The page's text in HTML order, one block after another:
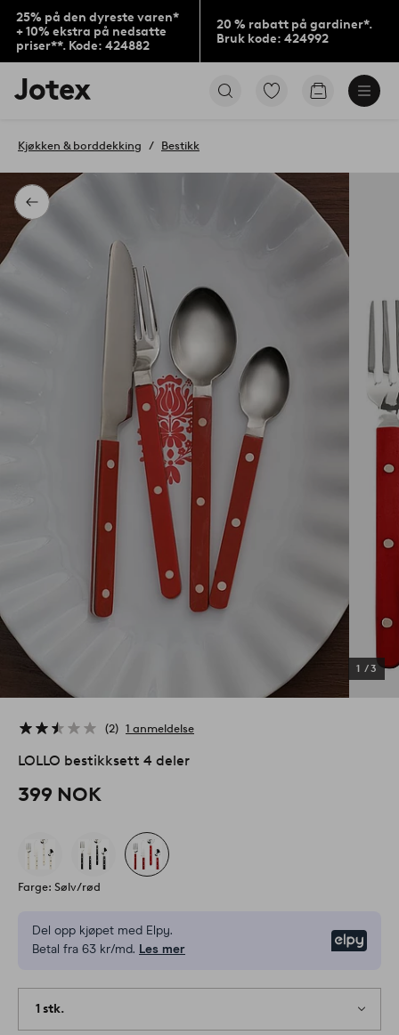
25% på den dyreste varen*
+ 10% ekstra på nedsatte
priser**. Kode: 424882
20 % rabatt på gardiner*.
Bruk kode: 424992
Jotex’
logo
til
Gå
Gå
Tilbake
Kjøkken & borddekking Bestikk
1 /3
2 1 anmeldelse
LOLLO bestikksett 4 deler
399 NOK
Farge: Sølv/rød
Del opp kjøpet med Elpy.
Betal fra 63 kr/md. Les mer
1 stk.